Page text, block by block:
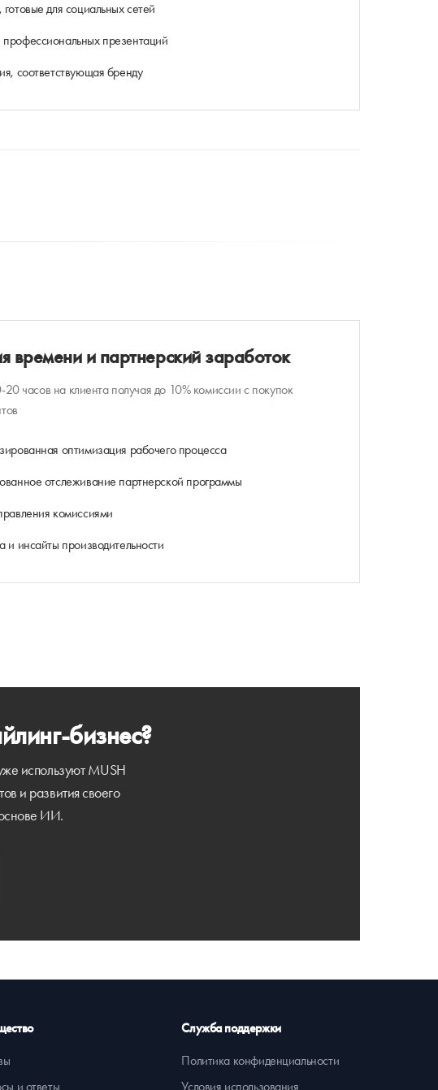
для социальных сетей
презентаций
соответствующая бренду
времени и партнерский заработок
часов на клиента получая до 10% комиссии с покупок
оптимизация рабочего процесса
отслеживание партнерской программы
комиссиями
и инсайты производительности
бизнес?
используют MUSH
и развития своего
ИИ.
и ответы
Служба поддержки
Политика конфиденциальности
Условия использования